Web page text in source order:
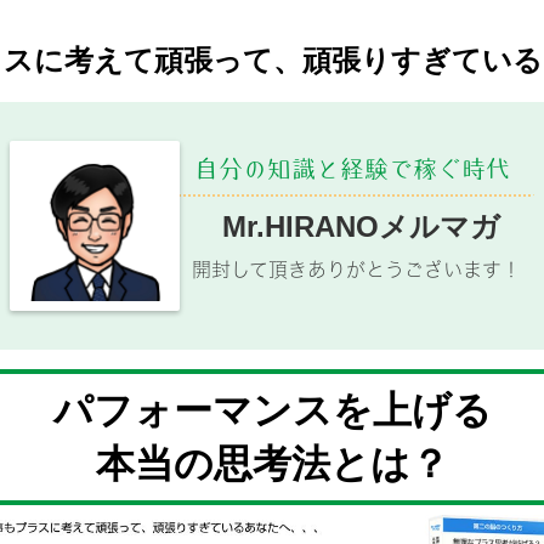
に考えて頑張って、頑張りすぎてい
自分の知識と経験で稼ぐ時代
Mr.HIRANOメルマガ
開封して頂きありがとうございます！
パフォーマンスを上げる
本当の思考法とは？